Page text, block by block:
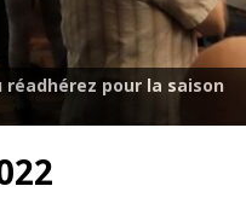
réadhérez pour la saison